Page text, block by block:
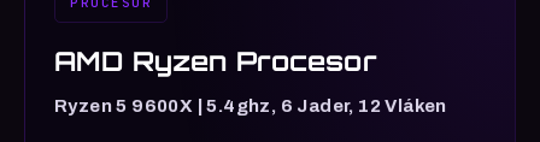
AMD Ryzen Procesor
Ryzen 5 9600X | 5.4ghz, 6 Jader, 12 Vláken